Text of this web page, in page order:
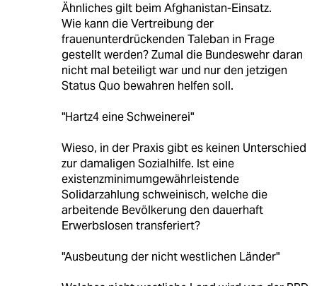
Ähnliches gilt beim Afghanistan-Einsatz.
Wie kann die Vertreibung der
frauenunterdrückenden Taleban in Frage
gestellt werden? Zumal die Bundeswehr daran
nicht mal beteiligt war und nur den jetzigen
Status Quo bewahren helfen soll.
"Hartz4 eine Schweinerei"
Wieso, in der Praxis gibt es keinen Unterschied
zur damaligen Sozialhilfe. Ist eine
existenzminimumgewährleistende
Solidarzahlung schweinisch, welche die
arbeitende Bevölkerung den dauerhaft
Erwerbslosen transferiert?
"Ausbeutung der nicht westlichen Länder"